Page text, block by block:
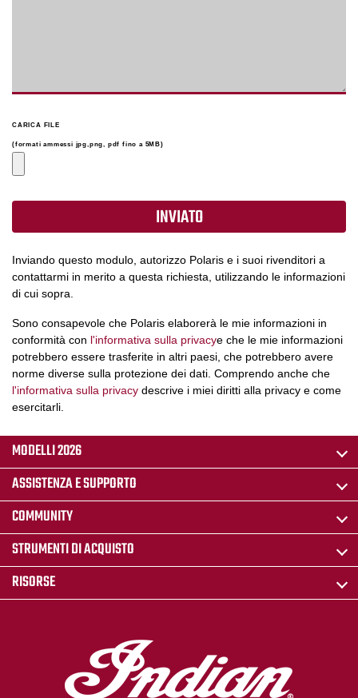
CARICA FILE
(formati ammessi jpg,png, pdf fino a 5MB)
Inviando questo modulo, autorizzo Polaris e i suoi rivenditori a
contattarmi in merito a questa richiesta, utilizzando le informazioni
di cui sopra.
Sono consapevole che Polaris elaborerà le mie informazioni in
conformità con l'informativa sulla privacye che le mie informazioni
potrebbero essere trasferite in altri paesi, che potrebbero avere
norme diverse sulla protezione dei dati. Comprendo anche che
l'informativa sulla privacy descrive i miei diritti alla privacy e come
esercitarli.
MODELLI 2026
ASSISTENZA E SUPPORTO
COMMUNITY
STRUMENTI DI ACQUISTO
RISORSE